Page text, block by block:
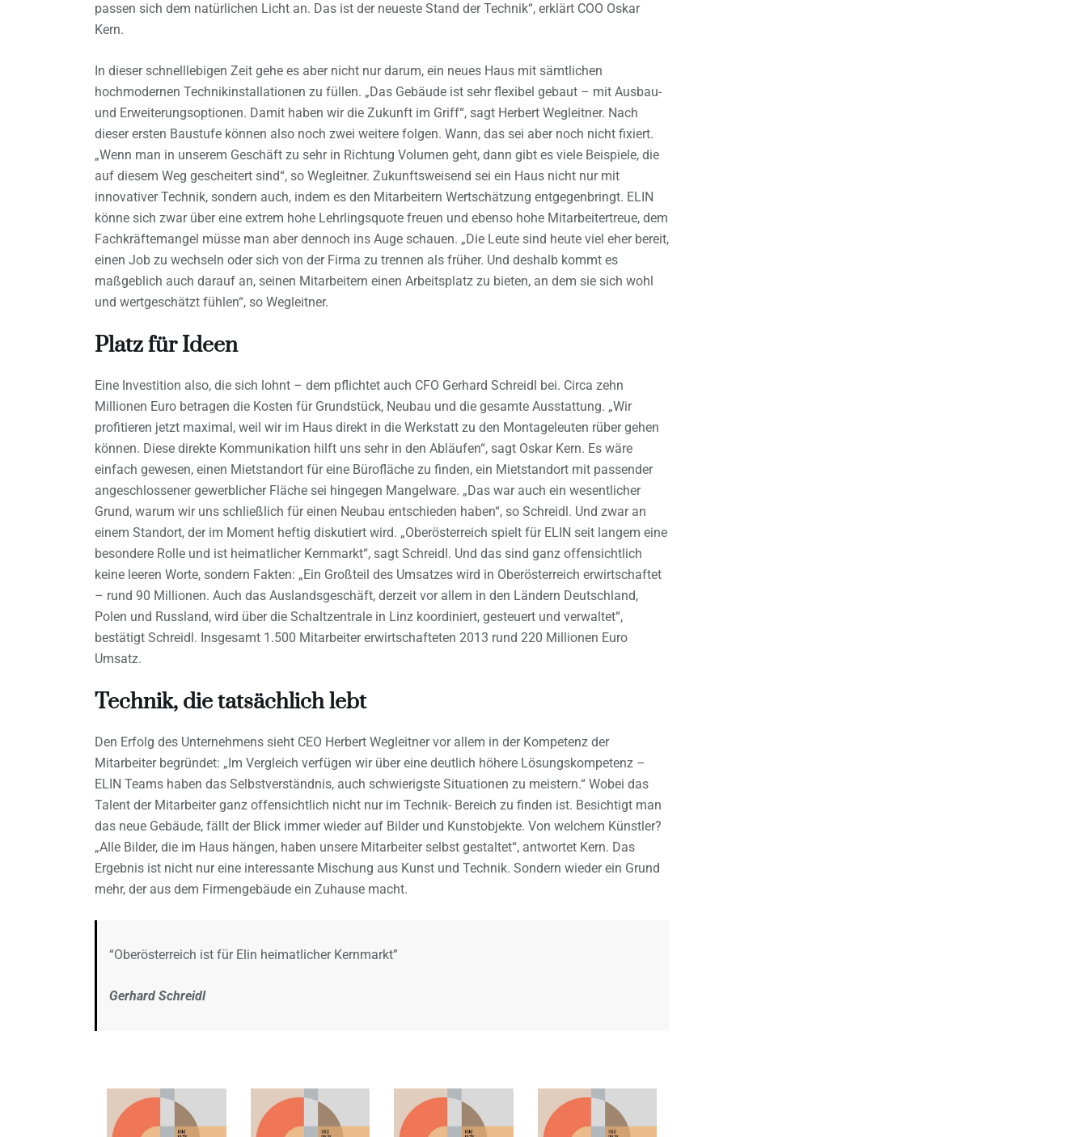
passen sich dem natürlichen Licht an. Das ist der neueste Stand der Technik“, erklärt COO Oskar
Kern.
In dieser schnelllebigen Zeit gehe es aber nicht nur darum, ein neues Haus mit sämtlichen
hochmodernen Technikinstallationen zu füllen. „Das Gebäude ist sehr flexibel gebaut – mit Ausbau-
und Erweiterungsoptionen. Damit haben wir die Zukunft im Griff“, sagt Herbert Wegleitner. Nach
dieser ersten Baustufe können also noch zwei weitere folgen. Wann, das sei aber noch nicht fixiert.
„Wenn man in unserem Geschäft zu sehr in Richtung Volumen geht, dann gibt es viele Beispiele, die
auf diesem Weg gescheitert sind“, so Wegleitner. Zukunftsweisend sei ein Haus nicht nur mit
innovativer Technik, sondern auch, indem es den Mitarbeitern Wertschätzung entgegenbringt. ELIN
könne sich zwar über eine extrem hohe Lehrlingsquote freuen und ebenso hohe Mitarbeitertreue, dem
Fachkräftemangel müsse man aber dennoch ins Auge schauen. „Die Leute sind heute viel eher bereit,
einen Job zu wechseln oder sich von der Firma zu trennen als früher. Und deshalb kommt es
maßgeblich auch darauf an, seinen Mitarbeitern einen Arbeitsplatz zu bieten, an dem sie sich wohl
und wertgeschätzt fühlen“, so Wegleitner.
Platz für Ideen
Eine Investition also, die sich lohnt – dem pflichtet auch CFO Gerhard Schreidl bei. Circa zehn
Millionen Euro betragen die Kosten für Grundstück, Neubau und die gesamte Ausstattung. „Wir
profitieren jetzt maximal, weil wir im Haus direkt in die Werkstatt zu den Montageleuten rüber gehen
können. Diese direkte Kommunikation hilft uns sehr in den Abläufen“, sagt Oskar Kern. Es wäre
einfach gewesen, einen Mietstandort für eine Bürofläche zu finden, ein Mietstandort mit passender
angeschlossener gewerblicher Fläche sei hingegen Mangelware. „Das war auch ein wesentlicher
Grund, warum wir uns schließlich für einen Neubau entschieden haben“, so Schreidl. Und zwar an
einem Standort, der im Moment heftig diskutiert wird. „Oberösterreich spielt für ELIN seit langem eine
besondere Rolle und ist heimatlicher Kernmarkt“, sagt Schreidl. Und das sind ganz offensichtlich
keine leeren Worte, sondern Fakten: „Ein Großteil des Umsatzes wird in Oberösterreich erwirtschaftet
– rund 90 Millionen. Auch das Auslandsgeschäft, derzeit vor allem in den Ländern Deutschland,
Polen und Russland, wird über die Schaltzentrale in Linz koordiniert, gesteuert und verwaltet“,
bestätigt Schreidl. Insgesamt 1.500 Mitarbeiter erwirtschafteten 2013 rund 220 Millionen Euro
Umsatz.
Technik, die tatsächlich lebt
Den Erfolg des Unternehmens sieht CEO Herbert Wegleitner vor allem in der Kompetenz der
Mitarbeiter begründet: „Im Vergleich verfügen wir über eine deutlich höhere Lösungskompetenz –
ELIN Teams haben das Selbstverständnis, auch schwierigste Situationen zu meistern.“ Wobei das
Talent der Mitarbeiter ganz offensichtlich nicht nur im Technik- Bereich zu finden ist. Besichtigt man
das neue Gebäude, fällt der Blick immer wieder auf Bilder und Kunstobjekte. Von welchem Künstler?
„Alle Bilder, die im Haus hängen, haben unsere Mitarbeiter selbst gestaltet“, antwortet Kern. Das
Ergebnis ist nicht nur eine interessante Mischung aus Kunst und Technik. Sondern wieder ein Grund
mehr, der aus dem Firmengebäude ein Zuhause macht.
“Oberösterreich ist für Elin heimatlicher Kernmarkt”
Gerhard Schreidl